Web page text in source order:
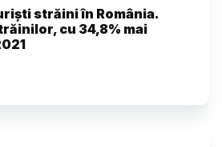
străini în România.
cu 34,8% mai